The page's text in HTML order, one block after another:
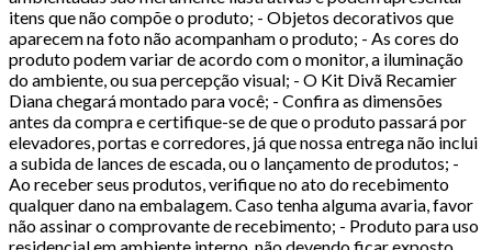
itens que não compõe o produto; - Objetos decorativos que
aparecem na foto não acompanham o produto; - As cores do
produto podem variar de acordo com o monitor, a iluminação
do ambiente, ou sua percepção visual; - O Kit Divã Recamier
Diana chegará montado para você; - Confira as dimensões
antes da compra e certifique-se de que o produto passará por
elevadores, portas e corredores, já que nossa entrega não inclui
a subida de lances de escada, ou o lançamento de produtos; -
Ao receber seus produtos, verifique no ato do recebimento
qualquer dano na embalagem. Caso tenha alguma avaria, favor
não assinar o comprovante de recebimento; - Produto para uso